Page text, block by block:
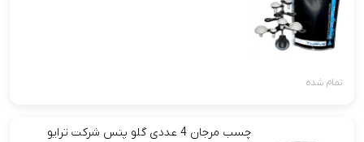
تمام شده
چسب مرجان 4 عددی گلو پنس شرکت ترایو